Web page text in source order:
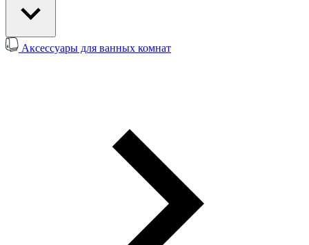
Аксессуары для ванных комнат